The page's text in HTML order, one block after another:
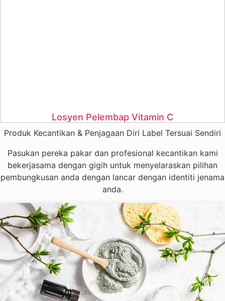
Losyen Pelembap Vitamin C
Produk Kecantikan & Penjagaan Diri Label Tersuai Sendiri
Pasukan pereka pakar dan profesional kecantikan kami
bekerjasama dengan gigih untuk menyelaraskan pilihan
pembungkusan anda dengan lancar dengan identiti jenama
anda.